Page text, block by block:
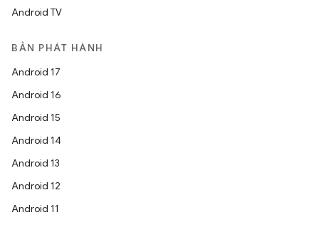
Android TV
BẢN PHÁT HÀNH
Android 17
Android 16
Android 15
Android 14
Android 13
Android 12
Android 11